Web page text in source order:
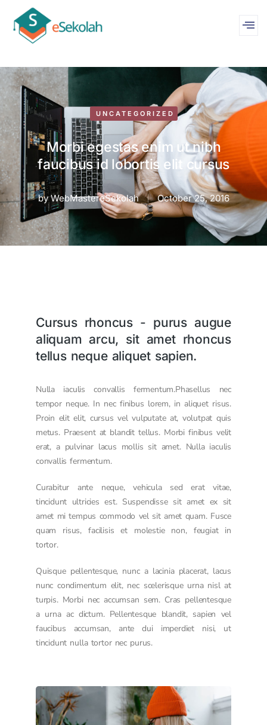
UNCATEGORIZED
Morbi egestas enim ut nibh
faucibus id lobortis elit cursus
byWebMastereSekolah October 25, 2016
Cursus rhoncus - purus augue
aliquam arcu, sit amet rhoncus
tellus neque aliquet sapien.
Nulla iaculis convallis fermentum.Phasellus nec
tempor neque. In nec finibus lorem, in aliquet risus.
Proin elit elit, cursus vel vulputate at, volutpat quis
metus. Praesent at blandit tellus. Morbi finibus velit
erat, a pulvinar lacus mollis sit amet. Nulla iaculis
convallis fermentum.
Curabitur ante neque, vehicula sed erat vitae,
tincidunt ultricies est. Suspendisse sit amet ex sit
amet mi tempus commodo vel sit amet quam. Fusce
quam risus, facilisis et molestie non, feugiat in
tortor.
Quisque pellentesque, nunc a lacinia placerat, lacus
nunc condimentum elit, nec scelerisque urna nisl at
turpis. Morbi nec accumsan sem. Cras pellentesque
a urna ac dictum. Pellentesque blandit, sapien vel
faucibus accumsan, ante dui imperdiet nisi, ut
tincidunt nulla tortor nec purus.